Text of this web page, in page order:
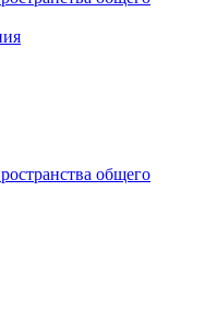
общего